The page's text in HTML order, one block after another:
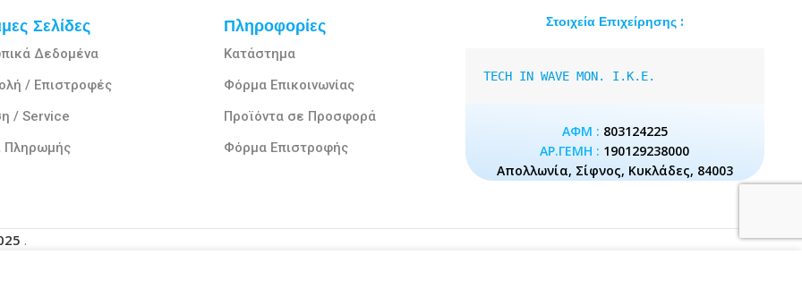
Σελίδες
Δεδομένα
/ Επιστροφές
/ Service
Πληρωμής
Πληροφορίες
Κατάστημα
Φόρμα Επικοινωνίας
Προϊόντα σε Προσφορά
Φόρμα Επιστροφής
Στοιχεία Επιχείρησης :
TECH IN WAVE MON. I.K.E.
ΑΦΜ : 803124225
ΑΡ.ΓΕΜΗ : 190129238000
Απολλωνία, Σίφνος, Κυκλάδες, 84003
.